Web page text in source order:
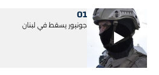
01
جونيور يسقط في لبنان